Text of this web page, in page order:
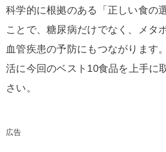
科学的に根拠のある「正しい食の
ことで、糖尿病だけでなく、メタ
血管疾患の予防にもつながります
活に今回のベスト10食品を上手に
さい。
広告